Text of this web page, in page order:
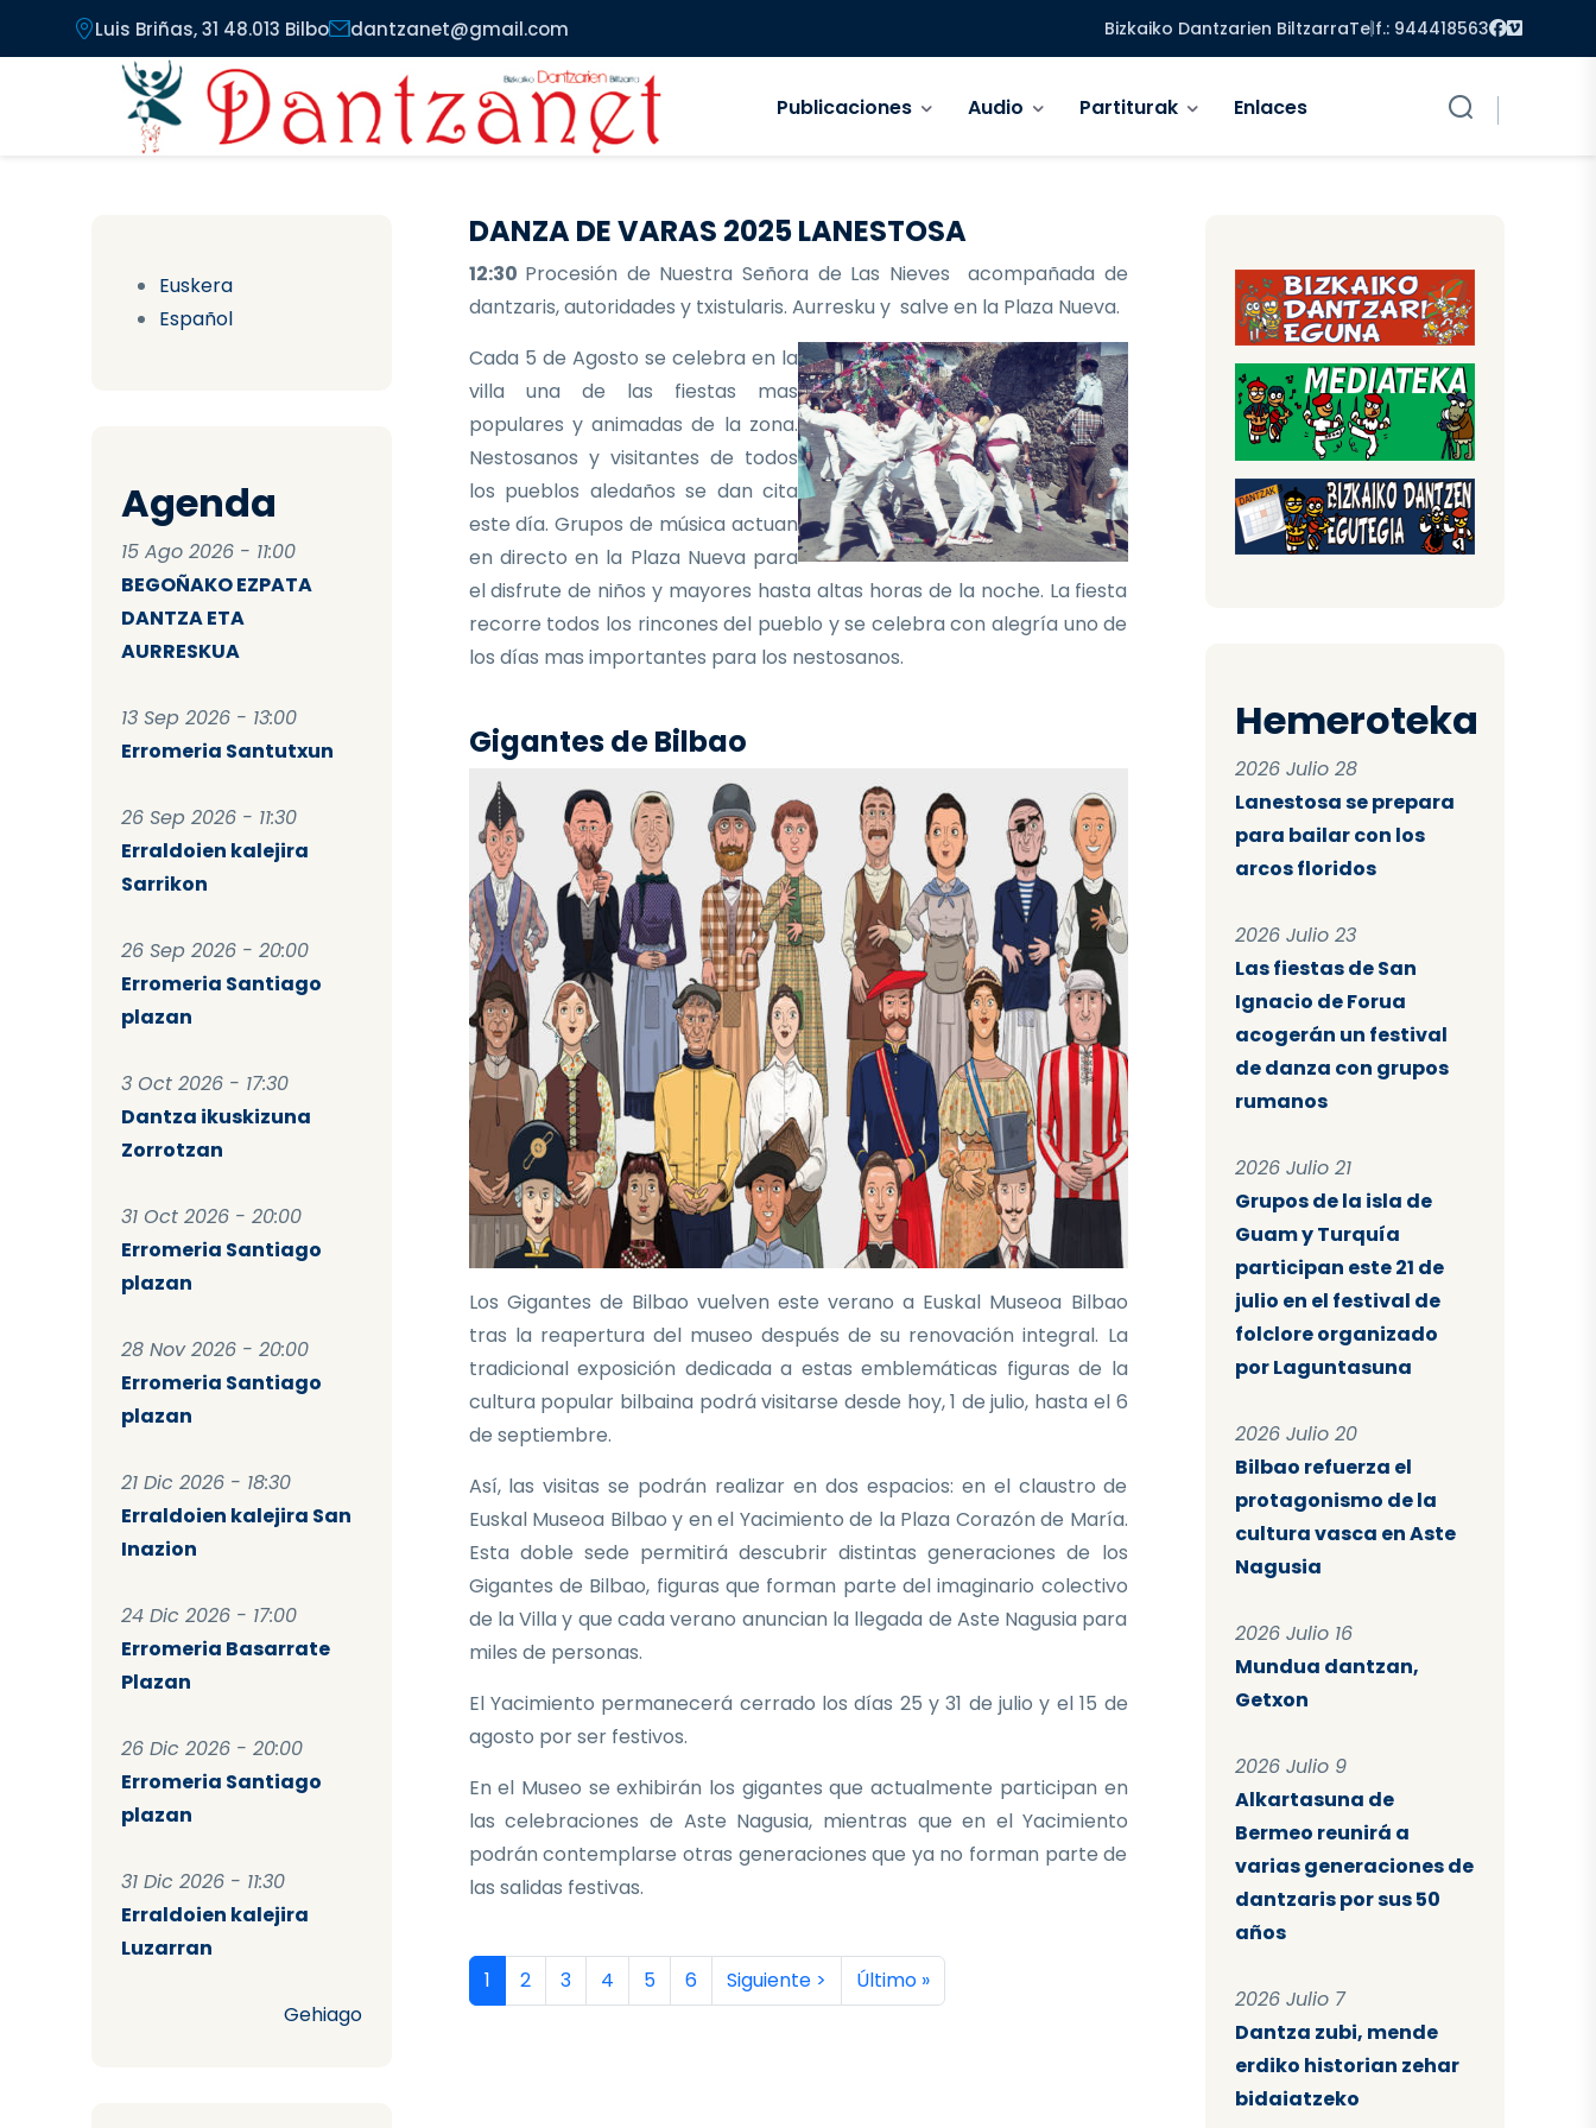
Pasar al contenido principal
Luis Briñas, 31 48.013 Bilbo dantzanet@gmail.com Bizkaiko Dantzarien BiltzarraTelf.: 944418563 Facebook
Vimeo
Publicaciones Audio Partiturak Enlaces
Euskera
Español
Agenda
15 Ago 2026 - 11:00
BEGOÑAKO EZPATA
DANTZA ETA
AURRESKUA
13 Sep 2026 - 13:00
Erromeria Santutxun
26 Sep 2026 - 11:30
Erraldoien kalejira
Sarrikon
26 Sep 2026 - 20:00
Erromeria Santiago
plazan
3 Oct 2026 - 17:30
Dantza ikuskizuna
Zorrotzan
31 Oct 2026 - 20:00
Erromeria Santiago
plazan
28 Nov 2026 - 20:00
Erromeria Santiago
plazan
21 Dic 2026 - 18:30
Erraldoien kalejira San
Inazion
24 Dic 2026 - 17:00
Erromeria Basarrate
Plazan
26 Dic 2026 - 20:00
Erromeria Santiago
plazan
31 Dic 2026 - 11:30
Erraldoien kalejira
Luzarran
Gehiago
DANZA DE VARAS 2025 LANESTOSA
12:30 Procesión de Nuestra Señora de Las Nieves acompañada de
dantzaris, autoridades y txistularis. Aurresku y salve en la Plaza Nueva.
Cada 5 de Agosto se celebra en la
villa una de las fiestas mas
populares y animadas de la zona.
Nestosanos y visitantes de todos
los pueblos aledaños se dan cita
este día. Grupos de música actuan
en directo en la Plaza Nueva para
el disfrute de niños y mayores hasta altas horas de la noche. La fiesta
recorre todos los rincones del pueblo y se celebra con alegría uno de
los días mas importantes para los nestosanos.
Gigantes de Bilbao
Los Gigantes de Bilbao vuelven este verano a Euskal Museoa Bilbao
tras la reapertura del museo después de su renovación integral. La
tradicional exposición dedicada a estas emblemáticas figuras de la
cultura popular bilbaina podrá visitarse desde hoy, 1 de julio, hasta el 6
de septiembre.
Así, las visitas se podrán realizar en dos espacios: en el claustro de
Euskal Museoa Bilbao y en el Yacimiento de la Plaza Corazón de María.
Esta doble sede permitirá descubrir distintas generaciones de los
Gigantes de Bilbao, figuras que forman parte del imaginario colectivo
de la Villa y que cada verano anuncian la llegada de Aste Nagusia para
miles de personas.
El Yacimiento permanecerá cerrado los días 25 y 31 de julio y el 15 de
agosto por ser festivos.
En el Museo se exhibirán los gigantes que actualmente participan en
las celebraciones de Aste Nagusia, mientras que en el Yacimiento
podrán contemplarse otras generaciones que ya no forman parte de
las salidas festivas.
Paginación
Página actual
1 Página
2 Página
3 Página
4 Página
5 Página
6 Siguiente página
Siguiente > Última página
Último »
Hemeroteka
2026 Julio 28
Lanestosa se prepara
para bailar con los
arcos floridos
2026 Julio 23
Las fiestas de San
Ignacio de Forua
acogerán un festival
de danza con grupos
rumanos
2026 Julio 21
Grupos de la isla de
Guam y Turquía
participan este 21 de
julio en el festival de
folclore organizado
por Laguntasuna
2026 Julio 20
Bilbao refuerza el
protagonismo de la
cultura vasca en Aste
Nagusia
2026 Julio 16
Mundua dantzan,
Getxon
2026 Julio 9
Alkartasuna de
Bermeo reunirá a
varias generaciones de
dantzaris por sus 50
años
2026 Julio 7
Dantza zubi, mende
erdiko historian zehar
bidaiatzeko